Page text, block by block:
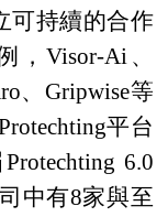
可持續的合作
Visor-Ai、
、Gripwise等
平台
6.0
中有8家與至